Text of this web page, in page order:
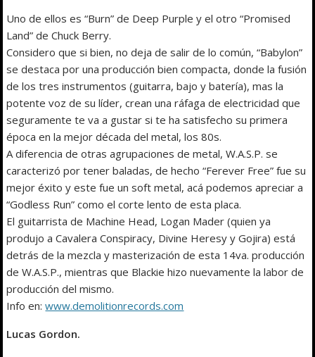
Uno de ellos es “Burn” de Deep Purple y el otro “Promised
Land” de Chuck Berry.
Considero que si bien, no deja de salir de lo común, “Babylon”
se destaca por una producción bien compacta, donde la fusión
de los tres instrumentos (guitarra, bajo y batería), mas la
potente voz de su líder, crean una ráfaga de electricidad que
seguramente te va a gustar si te ha satisfecho su primera
época en la mejor década del metal, los 80s.
A diferencia de otras agrupaciones de metal, W.A.S.P. se
caracterizó por tener baladas, de hecho “Ferever Free” fue su
mejor éxito y este fue un soft metal, acá podemos apreciar a
“Godless Run” como el corte lento de esta placa.
El guitarrista de Machine Head, Logan Mader (quien ya
produjo a Cavalera Conspiracy, Divine Heresy y Gojira) está
detrás de la mezcla y masterización de esta 14va. producción
de W.A.S.P., mientras que Blackie hizo nuevamente la labor de
producción del mismo.
Info en:www.demolitionrecords.com
Lucas Gordon.